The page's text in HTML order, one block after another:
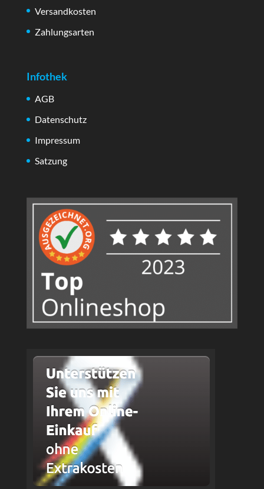
Versandkosten
Zahlungsarten
Infothek
AGB
Datenschutz
Impressum
Satzung